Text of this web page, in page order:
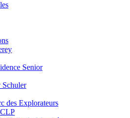
Senior
des Explorateurs